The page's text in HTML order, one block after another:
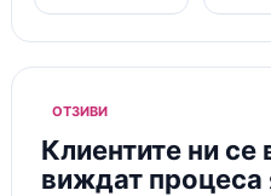
ОТЗИВИ
Клиентите ни
виждат процеса